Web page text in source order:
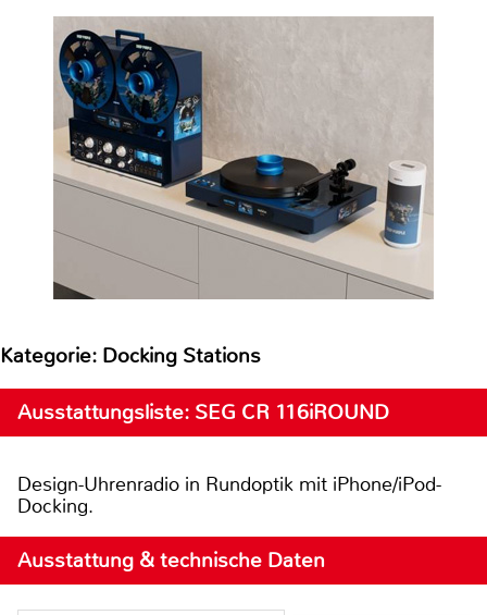
Kategorie: Docking Stations
Ausstattungsliste: SEG CR 116iROUND
Design-Uhrenradio in Rundoptik mit iPhone/iPod-
Docking.
Ausstattung & technische Daten